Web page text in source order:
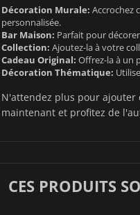
Décoration Murale: Accrochez
personnalisée.
Bar Maison: Parfait pour
Collection: Ajoutez-la à votre
Cadeau Original: Offrez-la à un
Décoration Thématique:
N'attendez plus pour ajouter
maintenant et profitez de
CES PRODUITS